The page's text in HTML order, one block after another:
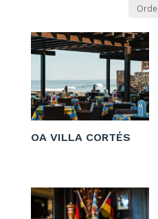
OA VILLA CORTÉS